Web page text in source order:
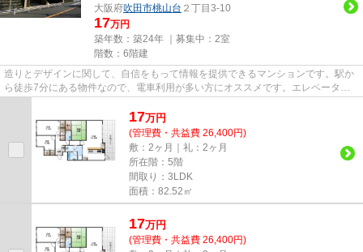
大阪府吹田市桃山台 ２丁目3-10
17万円
築年数：築24年 ｜募集中： 2室
階数：6階建
造りとデザインに関して、自信をもって情報を提供できるマンションです。駅か
ら徒歩7分にある物件なので、電車利用が多い方にオススメです。エレベーター
17万円
(管理費・共益費 26,400円)
敷：2ヶ月｜礼：2ヶ月
所在階：5階
間取り：3LDK
面積：82.52㎡
17万円
(管理費・共益費 26,400円)